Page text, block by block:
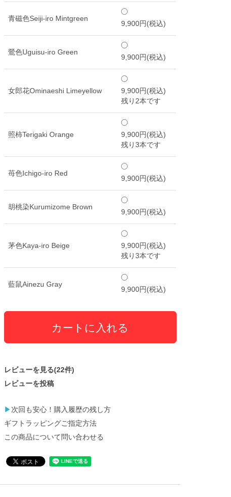
青磁色Seiji-iro Mintgreen
9,900円(税込)
鶯色Uguisu-iro Green
9,900円(税込)
女郎花Ominaeshi Limeyellow
9,900円(税込)
残り2本です
照柿Terigaki Orange
9,900円(税込)
残り3本です
苺色Ichigo-iro Red
9,900円(税込)
胡桃染Kurumizome Brown
9,900円(税込)
茅色Kaya-iro Beige
9,900円(税込)
残り3本です
藍鼠Ainezu Gray
9,900円(税込)
レビューを見る(22件)
レビューを投稿
▶ 次回も安心！購入履歴の残し方
ギフトラッピングご指定方法
この商品について問い合わせる